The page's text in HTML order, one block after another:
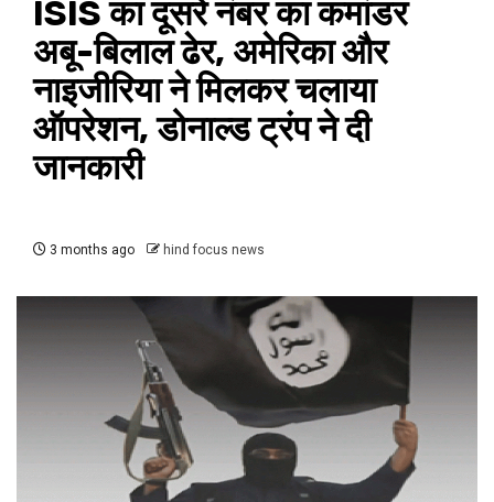
ISIS का दूसरे नंबर का कमांडर
अबू-बिलाल ढेर, अमेरिका और
नाइजीरिया ने मिलकर चलाया
ऑपरेशन, डोनाल्ड ट्रंप ने दी
जानकारी
3 months ago hind focus news